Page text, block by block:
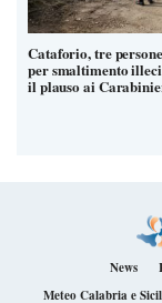
Cataforio, tre
per smaltimento
il plauso ai
News
Meteo Calabria e